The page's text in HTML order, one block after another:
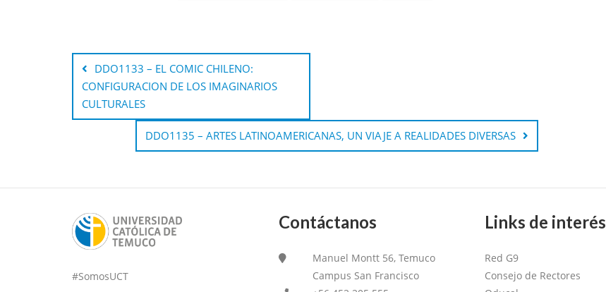
DDO1133 – EL COMIC CHILENO:
CONFIGURACION DE LOS IMAGINARIOS
CULTURALES
DDO1135 – ARTES LATINOAMERICANAS, UN VIAJE A REALIDADES DIVERSAS
#SomosUCT
Contáctanos
Manuel Montt 56, Temuco
Campus San Francisco
Links de interés
Red G9
Consejo de Rectores